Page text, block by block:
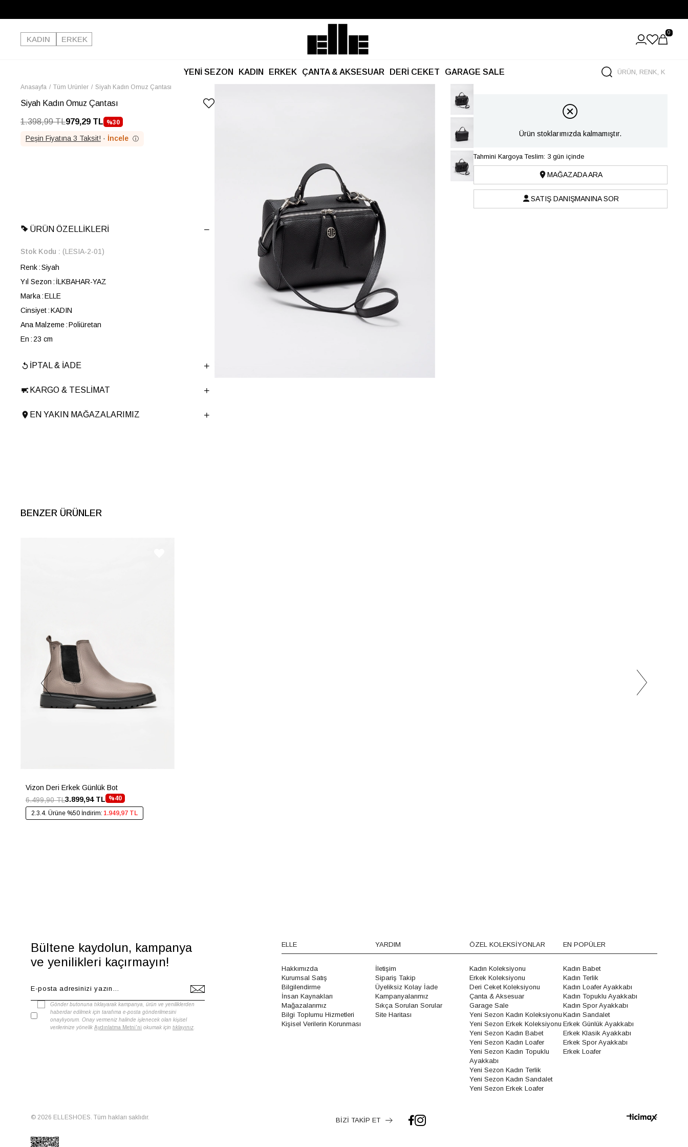
Kargo Ücretsiz!
KADIN
ERKEK
0
YENİ SEZON KADIN ERKEK ÇANTA & AKSESUAR DERİ CEKET GARAGE SALE
Anasayfa Tüm Ürünler Siyah Kadın Omuz Çantası
Siyah Kadın Omuz Çantası
1.398,99 TL979,29 TL %30
İNDIRIM
Peşin Fiyatına 3 Taksit! · İncele ⓘ
ÜRÜN ÖZELLIKLERI
Stok Kodu
(LESIA-2-01)
Renk Siyah
Yıl Sezon
İLKBAHAR-YAZ
Marka ELLE
Cinsiyet KADIN
Ana Malzeme Poliüretan
En
23 cm
Derinlik 11 cm
Ürün Grubu CANTA
İPTAL & İADE
KARGO & TESLIMAT
EN YAKIN MAĞAZALARIMIZ
Ürün stoklarımızda kalmamıştır.
Tahmini Kargoya Teslim: 3 gün içinde
MAĞAZADA ARA
SATIŞ DANIŞMANINA SOR
BENZER ÜRÜNLER
Vizon Deri Erkek Günlük Bot
%40
3.899,94 TL
6.499,90 TL
2.3.4. Ürüne %50 İndirim: 1.949,97 TL
Bültene kaydolun, kampanya
ve yenilikleri kaçırmayın!
Gönder butonuna tıklayarak kampanya, ürün ve yeniliklerden
haberdar edilmek için tarafıma e-posta gönderilmesini
onaylıyorum. Onay vermeniz halinde işlenecek olan kişisel
verilerinize yönelik Aydınlatma Metni'ni okumak için tıklayınız
ELLE
Hakkımızda
Kurumsal Satış
Bilgilendirme
İnsan Kaynakları
Mağazalarımız
Bilgi Toplumu Hizmetleri
Kişisel Verilerin Korunması
YARDIM
İletişim
Sipariş Takip
Üyeliksiz Kolay İade
Kampanyalarımız
Sıkça Sorulan Sorular
Site Haritası
ÖZEL KOLEKSİYONLAR
Kadın Koleksiyonu
Erkek Koleksiyonu
Deri Ceket Koleksiyonu
Çanta & Aksesuar
Garage Sale
Yeni Sezon Kadın Koleksiyonu
Yeni Sezon Erkek Koleksiyonu
Yeni Sezon Kadın Babet
Yeni Sezon Kadın Loafer
Yeni Sezon Kadın Topuklu
Ayakkabı
Yeni Sezon Kadın Terlik
Yeni Sezon Kadın Sandalet
Yeni Sezon Erkek Loafer
EN POPÜLER
Kadın Babet
Kadın Terlik
Kadın Loafer Ayakkabı
Kadın Topuklu Ayakkabı
Kadın Spor Ayakkabı
Kadın Sandalet
Erkek Günlük Ayakkabı
Erkek Klasik Ayakkabı
Erkek Spor Ayakkabı
Erkek Loafer
© 2026 ELLESHOES. Tüm hakları saklıdır. BİZİ TAKİP ET